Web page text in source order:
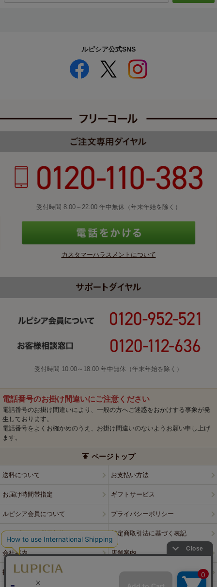
ルピシア公式SNS
受付時間 8:00～22:00 年中無休（年末年始を除く）
カスタマーハラスメントについて
受付時間 10:00～18:00 年中無休（年末年始を除く）
電話番号のお掛け間違いにご注意ください
電話番号のお掛け間違いにより、一般の方へご迷惑をおかけする事象が発
生しております。
電話番号をよくお確かめのうえ、お掛け間違いのないようお願い申し上げ
ます。
ページトップ
送料について お支払い方法
お届け時間帯指定 ギフトサービス
ルピシア会員について プライバシーポリシー
ウェブサイト利用規約 特定商取引法に基づく表記
会社案内 店舗案内
採用情報 ルピシアブランド